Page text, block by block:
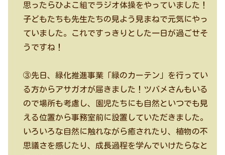
思ったらひよこ組でラジオ体操をやっていました！
子どもたちも先生たちの見よう見まねで元気にやっ
ていました。これですっきりとした一日が過ごせそ
うですね！
③先日、緑化推進事業「緑のカーテン」を行ってい
る方からアサガオが届きました！ツバメさんもいる
ので場所も考慮し、園児たちにも自然といつでも見
える位置から事務室前に設置していただきました。
いろいろな自然に触れながら癒されたり、植物の不
思議さを感じたり、成長過程を学んでいけたらなと